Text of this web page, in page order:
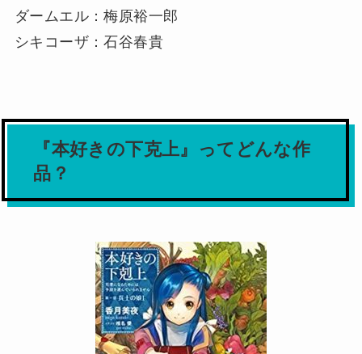
ダームエル：梅原裕一郎
シキコーザ：石谷春貴
『本好きの下克上』ってどんな作
品？